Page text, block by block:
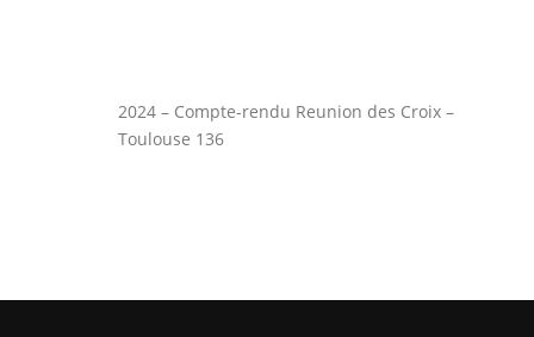
2024 – Compte-rendu Reunion des Croix –
Toulouse 136